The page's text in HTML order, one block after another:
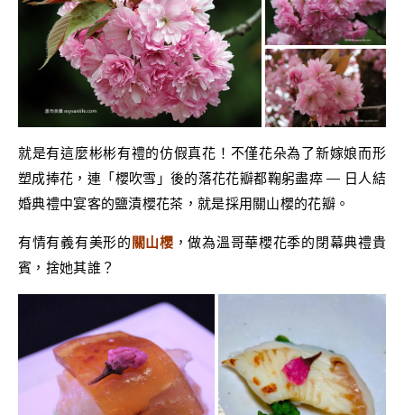
就是有這麼彬彬有禮的仿假真花！不僅花朵為了新嫁娘而形
塑成捧花，連「櫻吹雪」後的落花花瓣都鞠躬盡瘁 — 日人結
婚典禮中宴客的鹽漬櫻花茶，就是採用關山櫻的花瓣。
有情有義有美形的關山櫻 ，做為溫哥華櫻花季的閉幕典禮貴
賓，捨她其誰？